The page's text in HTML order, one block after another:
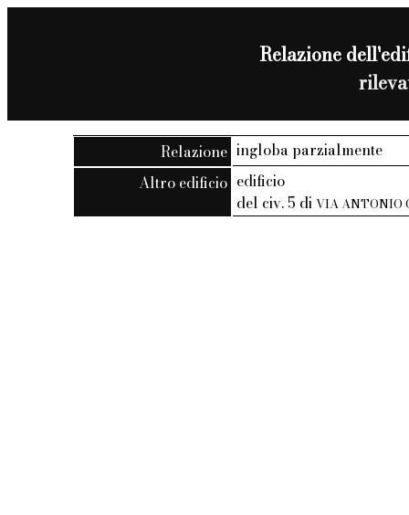
Relazione
Relazione ingloba parzialmente
Altro edificio edificio
del civ. 5 diVIA ANTONIO